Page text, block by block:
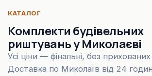
КАТАЛОГ
Комплекти будівельних
риштувань у Миколаєві
Усі ціни — фінальні, без прихованих
Доставка по Миколаїв від 24